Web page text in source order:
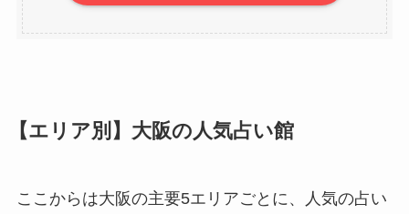
【エリア別】大阪の人気占い館
ここからは大阪の主要5エリアごとに、人気の占い